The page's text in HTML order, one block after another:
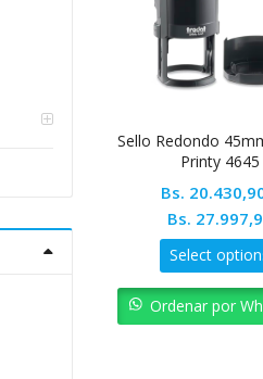
Sello Redondo
Printy 4645
Bs.
Bs.
Select
Ordenar por